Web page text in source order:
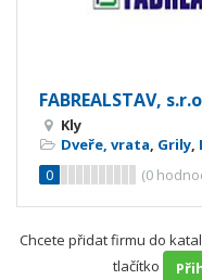
FABREALSTAV,
Kly
Dveře, vrata, Grily,
0
(0
Chcete přidat firmu do
tlačítko